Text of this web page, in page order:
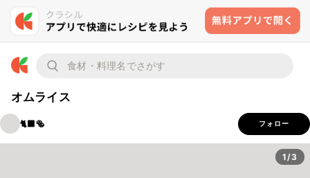
オムライス
🐈‍⬛🥯 フォロー
1/3